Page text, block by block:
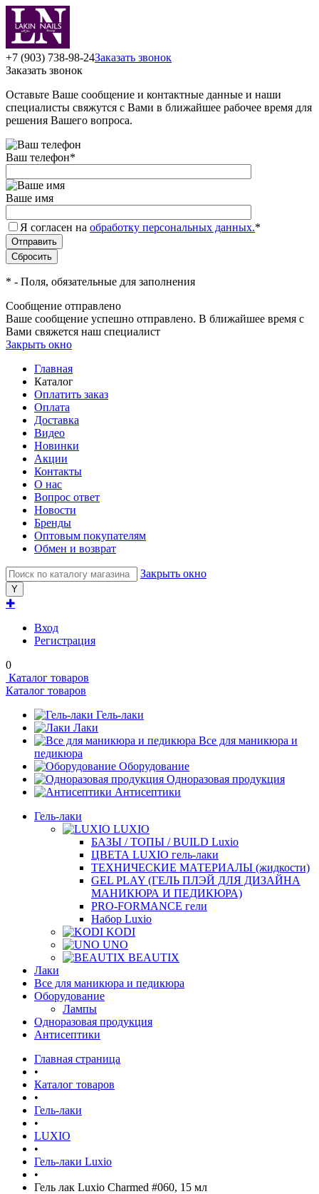
+7 (903) 738-98-24Заказать звонок
Заказать звонок
Оставьте Ваше сообщение и контактные данные и наши
специалисты свяжутся с Вами в ближайшее рабочее время для
решения Вашего вопроса.
Ваш телефон*
Ваше имя
Я согласен на обработку персональных данных.*
* - Поля, обязательные для заполнения
Сообщение отправлено
Ваше сообщение успешно отправлено. В ближайшее время с
Вами свяжется наш специалист
Закрыть окно
Главная
Каталог
Оплатить заказ
Оплата
Доставка
Видео
Новинки
Акции
Контакты
О нас
Вопрос ответ
Новости
Бренды
Оптовым покупателям
Обмен и возврат
Закрыть окно
✚
Вход
Регистрация
0
Каталог товаров
Каталог товаров
Гель-лаки
Лаки
Все для маникюра и
педикюра
Оборудование
Одноразовая продукция
Антисептики
Гель-лаки
LUXIO
БАЗЫ / ТОПЫ / BUILD Luxio
ЦВЕТА LUXIO гель-лаки
ТЕХНИЧЕСКИЕ МАТЕРИАЛЫ (жидкости)
GEL PLAY (ГЕЛЬ ПЛЭЙ ДЛЯ ДИЗАЙНА
МАНИКЮРА И ПЕДИКЮРА)
PRO-FORMANCE гели
Набор Luxio
KODI
UNO
BEAUTIX
Лаки
Все для маникюра и педикюра
Оборудование
Лампы
Одноразовая продукция
Антисептики
Главная страница
•
Каталог товаров
•
Гель-лаки
•
LUXIO
•
Гель-лаки Luxio
•
Гель лак Luxio Charmed #060, 15 мл